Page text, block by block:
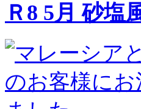
Ｒ8 5月 砂塩